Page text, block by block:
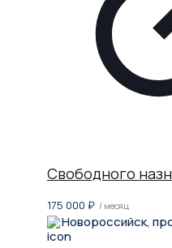
Свободного
175 000 ₽ / месяц
Новороссийск,